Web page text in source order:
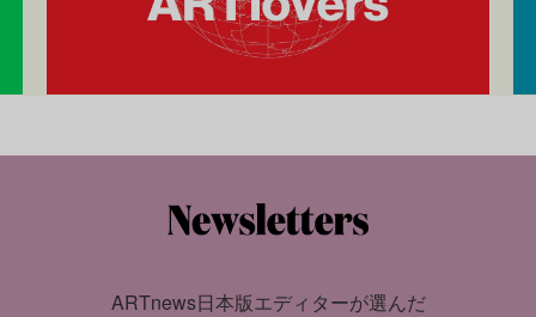
ARTnews日本版エディターが選んだ